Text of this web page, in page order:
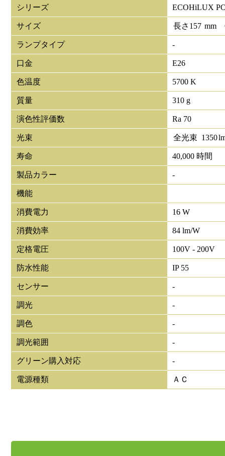
シリーズ ECOHiLUX
サイズ 長さ 157 mm
ランプタイプ -
口金 E26
色温度 5700 K
質量 310 g
演色性評価数 Ra 70
光束 全光束 1350
寿命 40,000 時間
製品カラー -
機能
消費電力 16 W
消費効率 84 lm/W
定格電圧 100V - 200V
防水性能 IP 55
センサー -
調光 -
調色 -
調光範囲 -
グリーン購入対応 -
電源種類 ＡＣ